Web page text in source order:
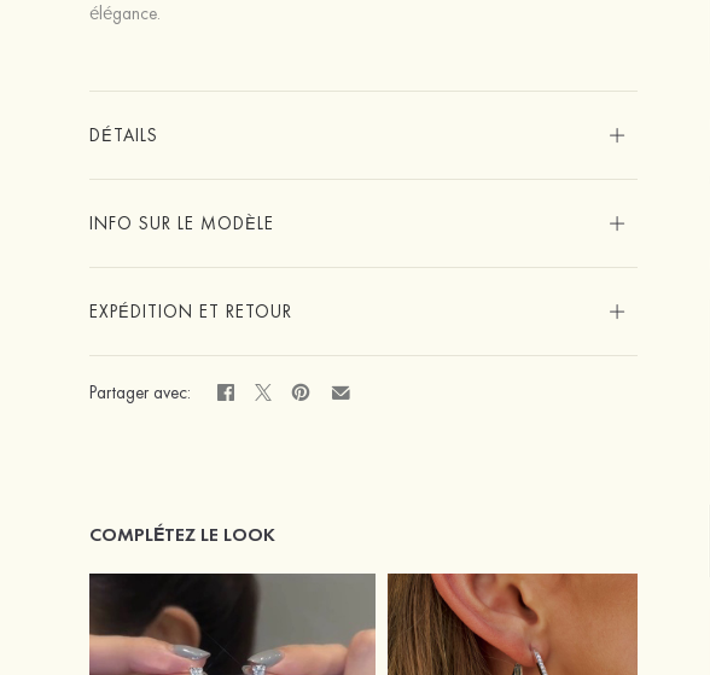
élégance.
DÉTAILS
INFO SUR LE MODÈLE
EXPÉDITION ET RETOUR
Partager avec:
COMPLÉTEZ LE LOOK